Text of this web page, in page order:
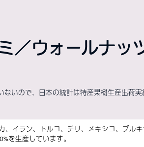
／ウォールナッ
いので、日本の統計は特産果樹生産出荷
イラン、トルコ、チリ、メキシコ、ブル
を生産しています。